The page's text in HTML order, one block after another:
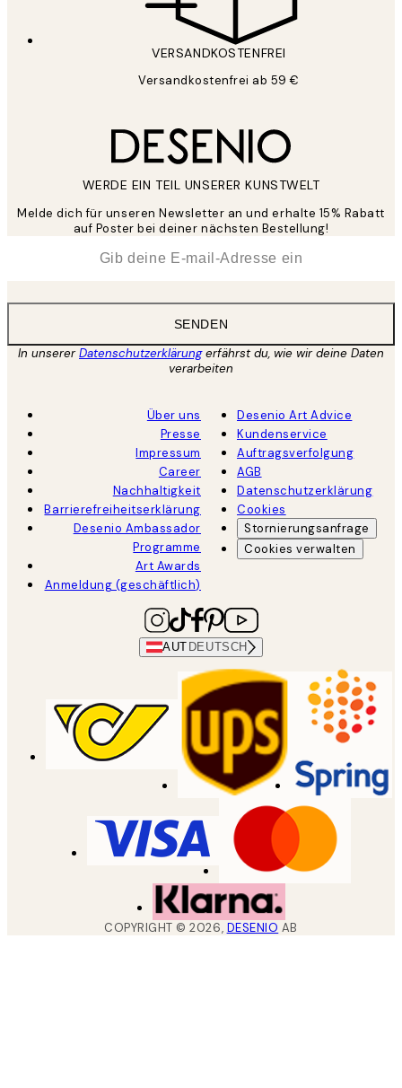
VERSANDKOSTENFREI
Versandkostenfrei ab 59 €
WERDE EIN TEIL UNSERER KUNSTWELT
Melde dich für unseren Newsletter an und erhalte 15% Rabatt
auf Poster bei deiner nächsten Bestellung!
SENDEN
In unsererDatenschutzerklärungerfährst du, wie wir deine Daten
verarbeiten
Über uns
Presse
Impressum
Career
Nachhaltigkeit
Barrierefreiheitserklärung
Desenio Ambassador
Programme
Art Awards
Anmeldung (geschäftlich)
Desenio Art Advice
Kundenservice
Auftragsverfolgung
AGB
Datenschutzerklärung
Cookies
Stornierungsanfrage
Cookies verwalten
AUT DEUTSCH
COPYRIGHT ©2026, DESENIO AB